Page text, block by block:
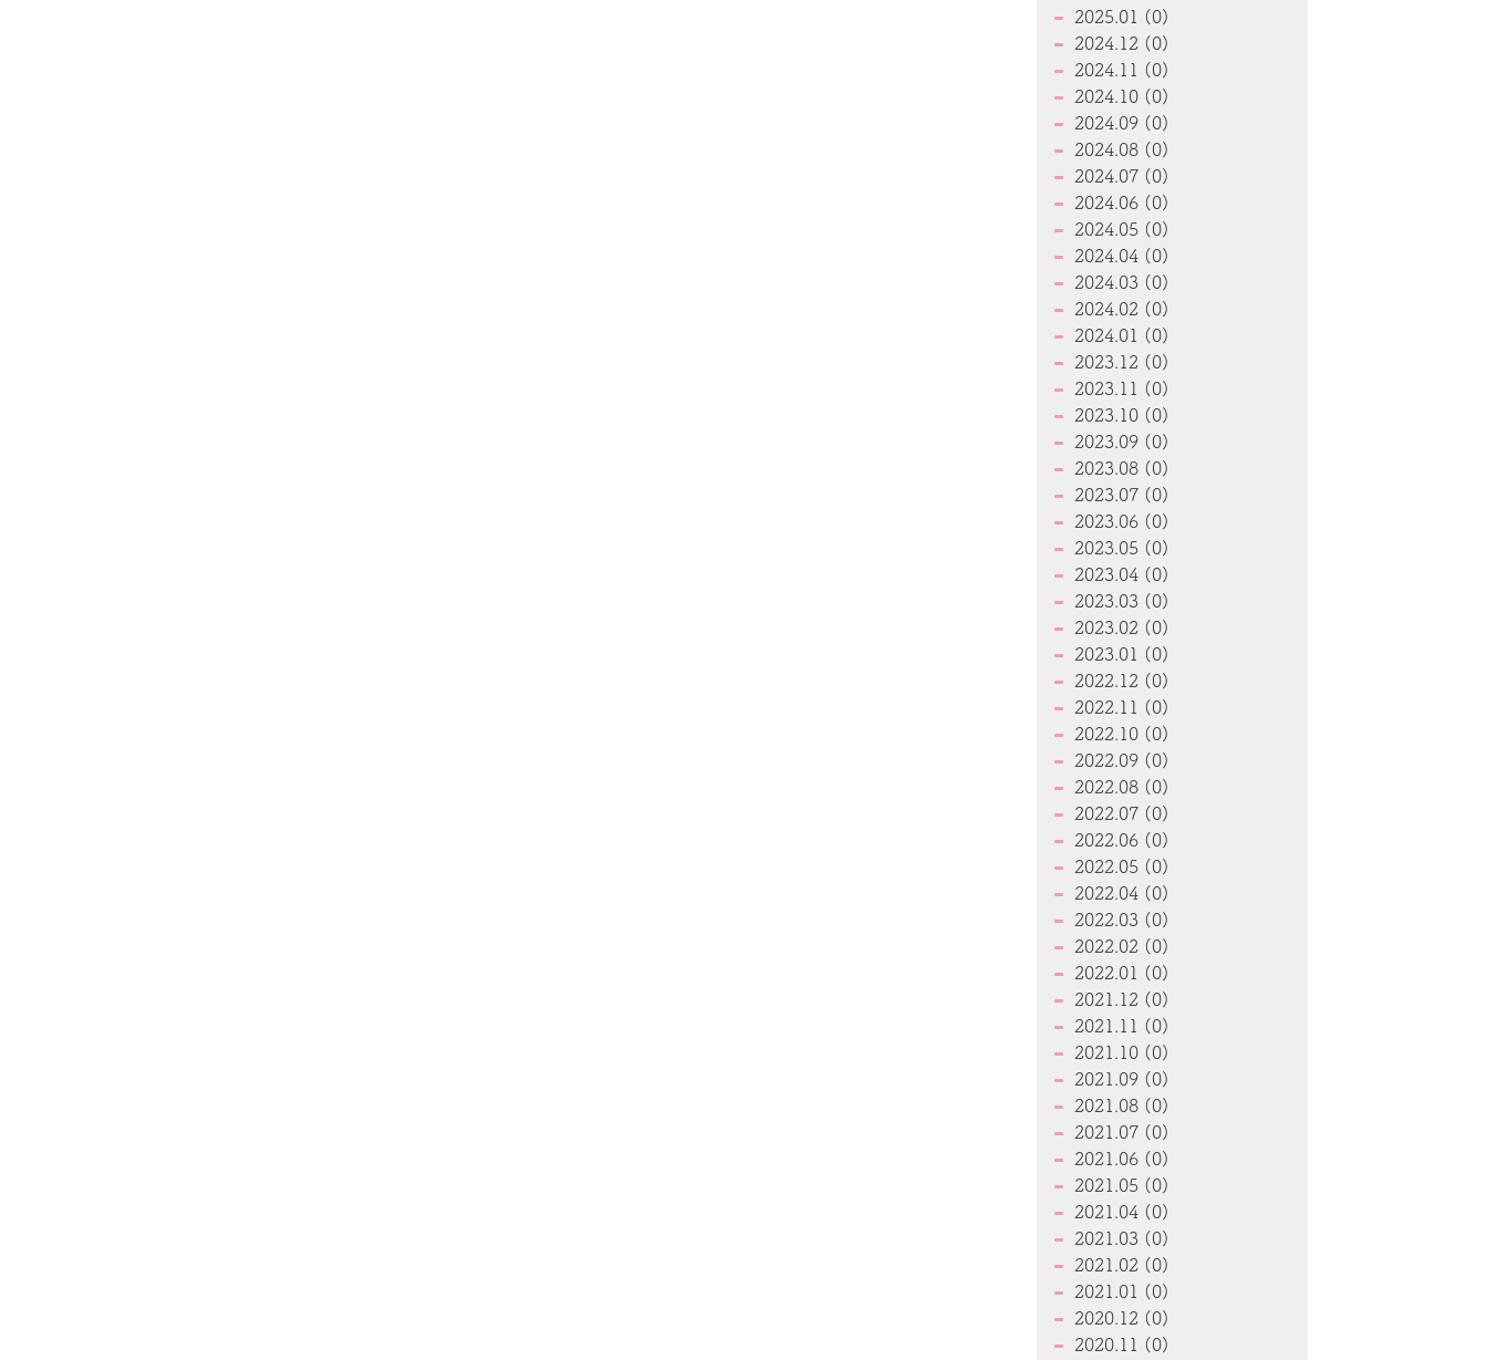
2025.01 (0)
2024.12 (0)
2024.11 (0)
2024.10 (0)
2024.09 (0)
2024.08 (0)
2024.07 (0)
2024.06 (0)
2024.05 (0)
2024.04 (0)
2024.03 (0)
2024.02 (0)
2024.01 (0)
2023.12 (0)
2023.11 (0)
2023.10 (0)
2023.09 (0)
2023.08 (0)
2023.07 (0)
2023.06 (0)
2023.05 (0)
2023.04 (0)
2023.03 (0)
2023.02 (0)
2023.01 (0)
2022.12 (0)
2022.11 (0)
2022.10 (0)
2022.09 (0)
2022.08 (0)
2022.07 (0)
2022.06 (0)
2022.05 (0)
2022.04 (0)
2022.03 (0)
2022.02 (0)
2022.01 (0)
2021.12 (0)
2021.11 (0)
2021.10 (0)
2021.09 (0)
2021.08 (0)
2021.07 (0)
2021.06 (0)
2021.05 (0)
2021.04 (0)
2021.03 (0)
2021.02 (0)
2021.01 (0)
2020.12 (0)
2020.11 (0)